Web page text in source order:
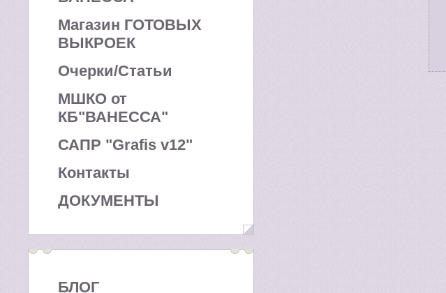
Магазин ГОТОВЫХ
ВЫКРОЕК
Очерки/Статьи
МШКО от
КБ"ВАНЕССА"
САПР "Grafis v12"
Контакты
ДОКУМЕНТЫ
БЛОГ